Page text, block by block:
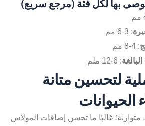
بها لكل فئة (مرجع سريع)
: 3-6 مم
: 4-8 مم
: 6-12 ملم
لتحسين متانة
الحيوانات
متوازنة؛ غالبًا ما تحسن إضافات المولاس